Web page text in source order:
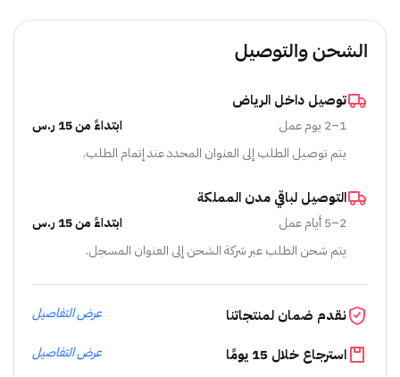
الشحن والتوصيل
توصيل داخل الرياض
1–2 يوم عمل
ابتداءً من 15 ر.س
يتم توصيل الطلب إلى العنوان المحدد عند إتمام الطلب.
التوصيل لباقي مدن المملكة
2–5 أيام عمل
ابتداءً من 15 ر.س
يتم شحن الطلب عبر شركة الشحن إلى العنوان المسجل.
نقدم ضمان لمنتجاتنا عرض التفاصيل
استرجاع خلال 15 يومًا عرض التفاصيل